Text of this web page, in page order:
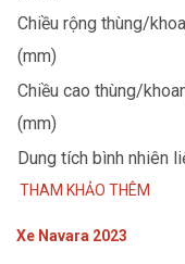
Chiều rộng thùng/
(mm)
Chiều cao thùng/
(mm)
Dung tích bình nhiên
THAM KHẢO THÊM
Xe Navara 2023